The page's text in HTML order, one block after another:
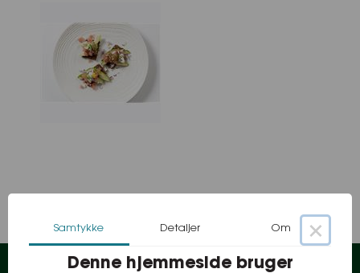
×
Samtykke Detaljer Om
Denne hjemmeside bruger